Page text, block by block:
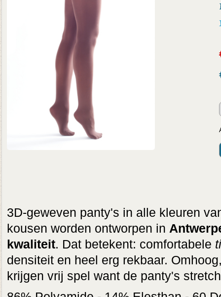
3D-geweven panty's in alle kleuren
kousen worden ontworpen in
kwaliteit. Dat betekent: comfortabele
densiteit en heel erg rekbaar.
krijgen vrij spel want de panty's